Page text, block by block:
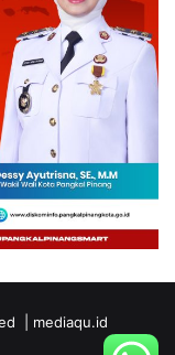
| mediaqu.id